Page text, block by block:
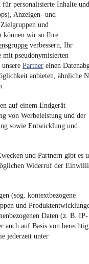
personalisierte Inhalte und
Anzeigen- und
und
können wir so Ihre
verbessern, Ihr
mit pseudonymisierten
Partner einen
anbieten, ähnliche
auf einem Endgerät
von Werbeleistung und der
sowie Entwicklung und
und Partnern gibt es
Widerruf der
(sog. kontextbezogene
und
Daten (z. B. IP-
auch auf Basis von
jederzeit unter
App installieren
Gebrauchtwagen: